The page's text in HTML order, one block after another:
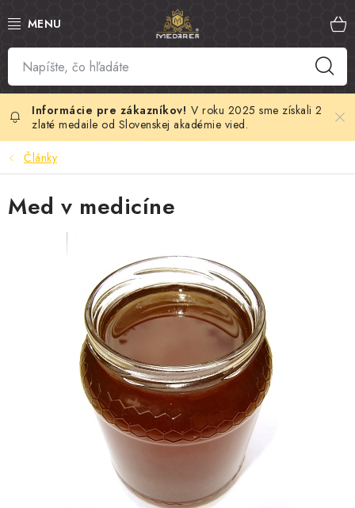
na
SLOVENSKÝ MED
MANUKA MED
VČELÍ PEĽ
MATERSKÁ KAŠIČKA
MEDOVÁ KOZMETIKA
MEDOVÉ DARČEKOVÉ SETY
VÝROBKY Z VOSKU
DOPLNKY KU VČELÍM PRODUKTOM
V roku 2025 sme získali 2
zlaté medaile od Slovenskej akadémie vied.
Články
Med v medicíne